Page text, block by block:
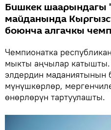
Бишкек шаарындагы
майданында
боюнча алгачкы
Чемпионатка
мыкты аңчылар
элдердин маданиятынын
мүнүшкөрлөр,
өнөрлөрүн тартуулашты.